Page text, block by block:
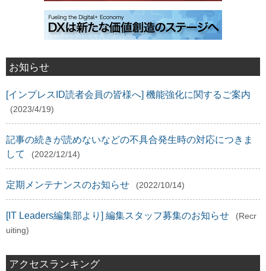
お知らせ
[インプレスID読者会員の皆様へ] 機能強化に関するご案内
(2023/4/19)
記事の続きが読めないなどの不具合発生時の対応につきま
して
(2022/12/14)
定期メンテナンスのお知らせ (2022/10/14)
[IT Leaders編集部より] 編集スタッフ募集のお知らせ
(Recr
uiting)
アクセスランキング